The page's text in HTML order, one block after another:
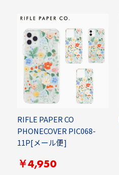
RIFLE PAPER CO
PHONECOVER PIC068-
11P[メール便]
￥4,950